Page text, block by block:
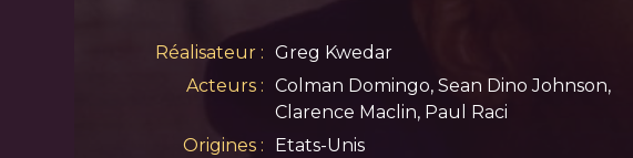
Réalisateur : Greg Kwedar
Acteurs : Colman Domingo, Sean Dino Johnson,
Clarence Maclin, Paul Raci
Origines :
Etats-Unis